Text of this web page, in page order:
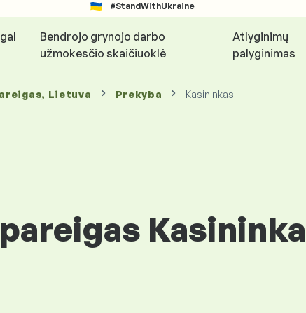
#StandWithUkraine
Bendrojo grynojo darbo
užmokesčio skaičiuoklė
Atlyginimų
palyginimas
, Lietuva Prekyba Kasininkas